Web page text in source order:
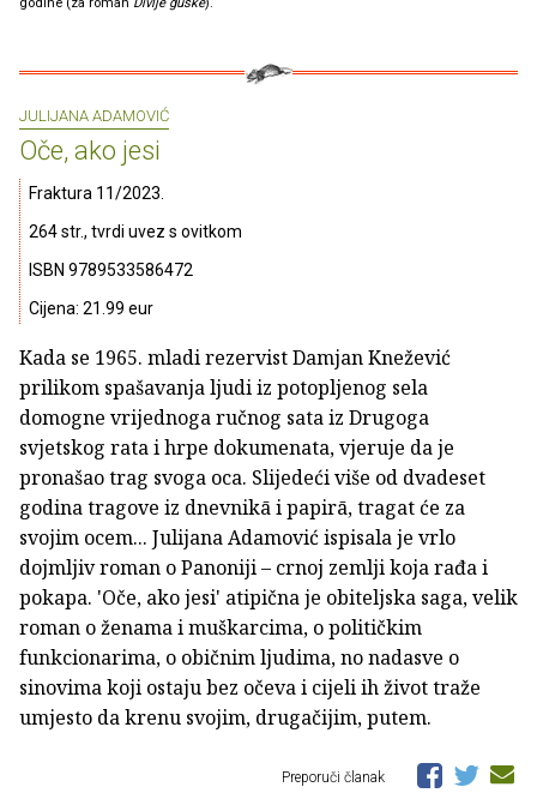
JULIJANA ADAMOVIĆ
Oče, ako jesi
Fraktura 11/2023.
264 str., tvrdi uvez s ovitkom
ISBN 9789533586472
Cijena: 21.99 eur
Kada se 1965. mladi rezervist Damjan Knežević
prilikom spašavanja ljudi iz potopljenog sela
domogne vrijednoga ručnog sata iz Drugoga
svjetskog rata i hrpe dokumenata, vjeruje da je
pronašao trag svoga oca. Slijedeći više od dvadeset
godina tragove iz dnevnikā i papirā, tragat će za
svojim ocem... Julijana Adamović ispisala je vrlo
dojmljiv roman o Panoniji – crnoj zemlji koja rađa i
pokapa. 'Oče, ako jesi' atipična je obiteljska saga, velik
roman o ženama i muškarcima, o političkim
funkcionarima, o običnim ljudima, no nadasve o
sinovima koji ostaju bez očeva i cijeli ih život traže
umjesto da krenu svojim, drugačijim, putem.
Preporuči članak